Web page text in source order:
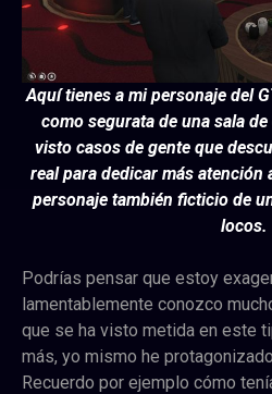
Aquí tienes a mi personaje del
como segurata de una sala
visto casos de gente que
real para dedicar más
personaje también ficticio de
locos.
Podrías pensar que estoy
lamentablemente conozco
que se ha visto metida en este
más, yo mismo he
Recuerdo por ejemplo cómo